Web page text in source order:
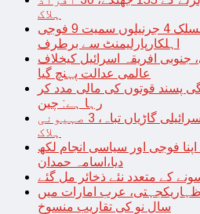
ہلاک
چین؛ میزائل یونٹ سے منسلک 4 جرنیلوں سمیت 9 فوجی
اہلکارپارلیمنٹ سے برطرف
افریقہ اسرائیل کیخلاف
عالمی عدالت پہنچ گیا
پسند قوتوں کی مالی مدد کر
رہا ہے: چین
حماس کے حملوں میں 7 اسرائیلی گاڑیاں تباہ، 3 صہیونی
ہلاک
فوجی اور سیاسی انجام لکھ
دیا،اسامہ حمدان
کے متعدد نئے ذخائر مل گئے
عرب امارات میں
سال نو کی تقاریب منسوخ